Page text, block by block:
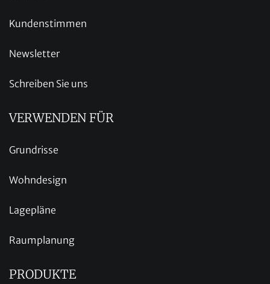
Kundenstimmen
Newsletter
Schreiben Sie uns
VERWENDEN FÜR
Grundrisse
Wohndesign
Lagepläne
Raumplanung
PRODUKTE